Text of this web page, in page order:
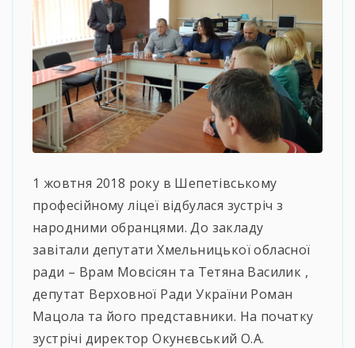
1 жовтня 2018 року в Шепетівському
професійному ліцеї відбулася зустріч з
народними обранцями. До закладу
завітали депутати Хмельницької обласної
ради – Врам Мовсісян та Тетяна Василик ,
депутат Верховної Ради України Роман
Мацола та його представники. На початку
зустрічі директор Окунєвський О.А.